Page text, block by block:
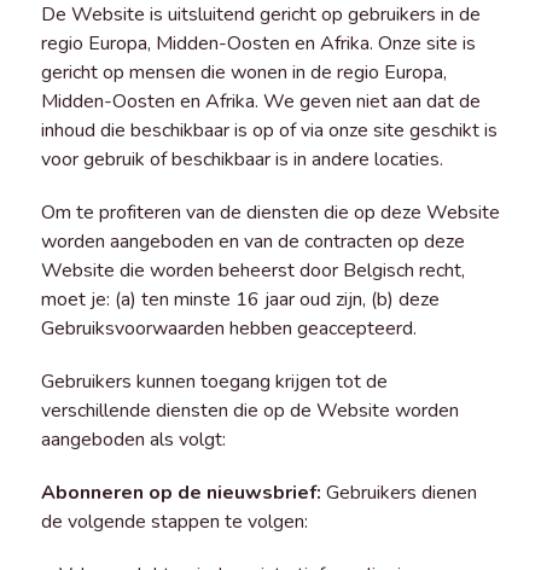
De Website is uitsluitend gericht op gebruikers in de
regio Europa, Midden-Oosten en Afrika. Onze site is
gericht op mensen die wonen in de regio Europa,
Midden-Oosten en Afrika. We geven niet aan dat de
inhoud die beschikbaar is op of via onze site geschikt is
voor gebruik of beschikbaar is in andere locaties.
Om te profiteren van de diensten die op deze Website
worden aangeboden en van de contracten op deze
Website die worden beheerst door Belgisch recht,
moet je: (a) ten minste 16 jaar oud zijn, (b) deze
Gebruiksvoorwaarden hebben geaccepteerd.
Gebruikers kunnen toegang krijgen tot de
verschillende diensten die op de Website worden
aangeboden als volgt:
Abonneren op de nieuwsbrief: Gebruikers dienen
de volgende stappen te volgen: